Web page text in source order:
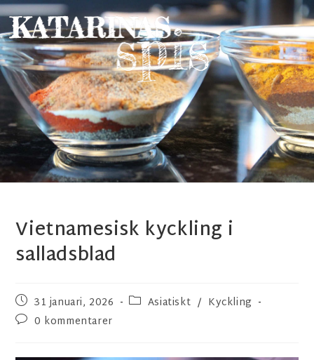
Vietnamesisk kyckling i
salladsblad
31 januari, 2026 Asiatiskt / Kyckling
0 kommentarer